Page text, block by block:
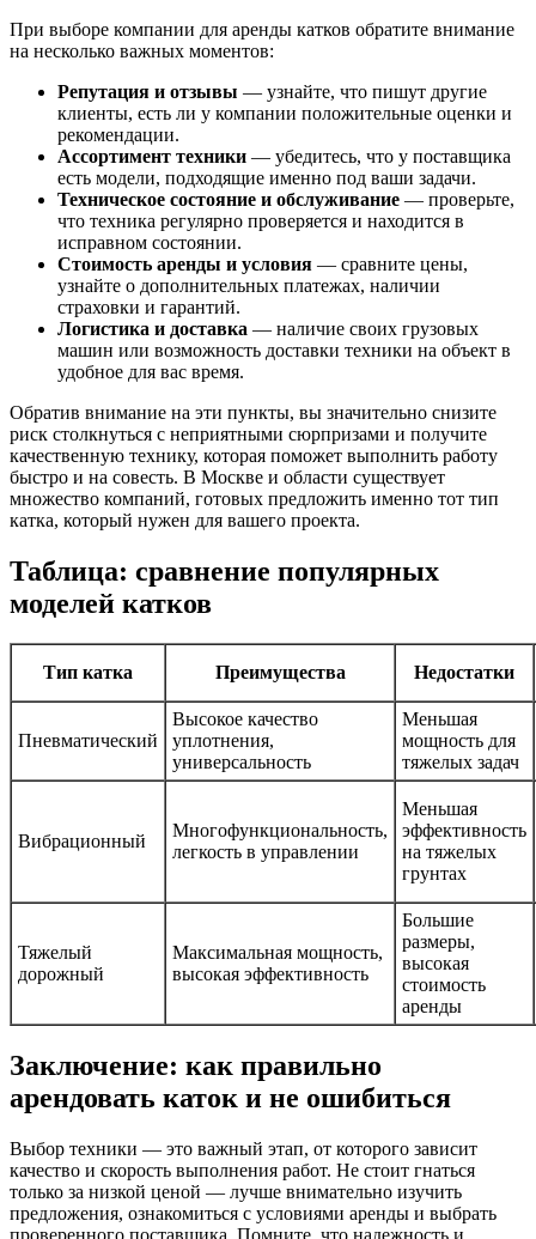
При выборе компании для аренды катков обратите внимание
на несколько важных моментов:
Репутация и отзывы — узнайте, что пишут другие
клиенты, есть ли у компании положительные оценки и
рекомендации.
Ассортимент техники — убедитесь, что у поставщика
есть модели, подходящие именно под ваши задачи.
Техническое состояние и обслуживание — проверьте,
что техника регулярно проверяется и находится в
исправном состоянии.
Стоимость аренды и условия — сравните цены,
узнайте о дополнительных платежах, наличии
страховки и гарантий.
Логистика и доставка — наличие своих грузовых
машин или возможность доставки техники на объект в
удобное для вас время.
Обратив внимание на эти пункты, вы значительно снизите
риск столкнуться с неприятными сюрпризами и получите
качественную технику, которая поможет выполнить работу
быстро и на совесть. В Москве и области существует
множество компаний, готовых предложить именно тот тип
катка, который нужен для вашего проекта.
Таблица: сравнение популярных
моделей катков
Тип катка Преимущества Недостатки
Пневматический
Высокое качество
уплотнения,
универсальность
Меньшая
мощность для
тяжелых задач
Вибрационный
Многофункциональность,
легкость в управлении
Меньшая
эффективность
на тяжелых
грунтах
Тяжелый
дорожный
Максимальная мощность,
высокая эффективность
Большие
размеры,
высокая
стоимость
аренды
Заключение: как правильно
арендовать каток и не ошибиться
Выбор техники — это важный этап, от которого зависит
качество и скорость выполнения работ. Не стоит гнаться
только за низкой ценой — лучше внимательно изучить
предложения, ознакомиться с условиями аренды и выбрать